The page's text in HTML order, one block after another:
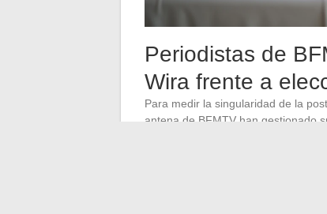
Periodistas de
Wira frente a
Para medir la singularidad de la
antena de BFMTV han gestionado